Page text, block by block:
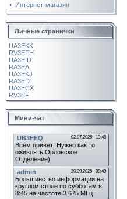
Интернет-магазин
Личные странички
UA3EKK
RV3EFH
UA3EID
RA3EA
UA3EKJ
RA3ED
UA3ECX
RV3EF
Мини-чат